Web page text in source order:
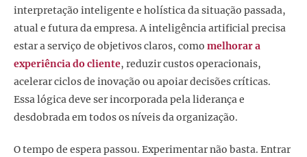
interpretação inteligente e holística da situação passada,
atual e futura da empresa. A inteligência artificial precisa
estar a serviço de objetivos claros, como melhorar a
experiência do cliente, reduzir custos operacionais,
acelerar ciclos de inovação ou apoiar decisões críticas.
Essa lógica deve ser incorporada pela liderança e
desdobrada em todos os níveis da organização.
O tempo de espera passou. Experimentar não basta. Entrar